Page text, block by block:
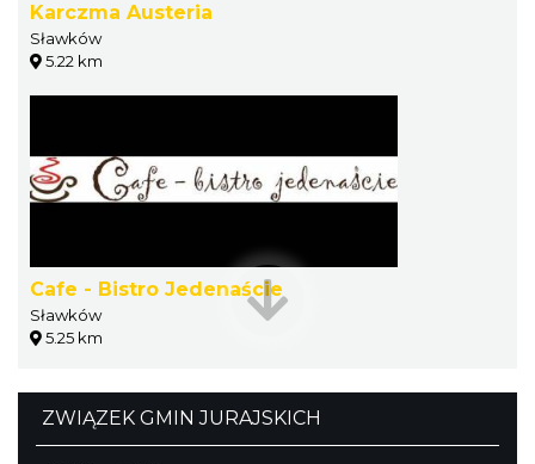
Karczma Austeria
Sławków
5.22 km
Cafe - Bistro Jedenaście
Sławków
5.25 km
ZWIĄZEK GMIN JURAJSKICH